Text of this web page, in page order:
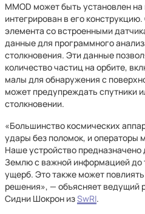
MMOD может быть установлен
интегрирован в его
элемента со встроенными
данные для программного
столкновения. Эти данные
количество частиц на орбите,
малы для обнаружения с
может предупреждать спутники
столкновении.
«Большинство космических
удары без поломок, и операторы
Наше устройство
Землю с важной информацией до
ущерб. Это также может
решения», — объясняет ведущий
Сидни Шокрон изSwRI.